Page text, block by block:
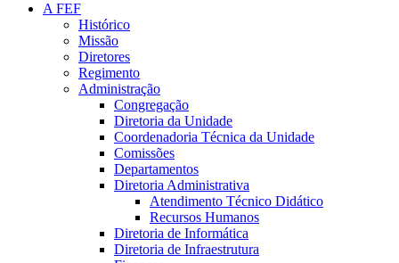
A FEF
Histórico
Missão
Diretores
Regimento
Administração
Congregação
Diretoria da Unidade
Coordenadoria Técnica da Unidade
Comissões
Departamentos
Diretoria Administrativa
Atendimento Técnico Didático
Recursos Humanos
Diretoria de Informática
Diretoria de Infraestrutura